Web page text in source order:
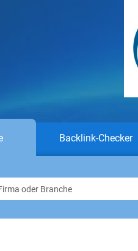
Backlink-Checker